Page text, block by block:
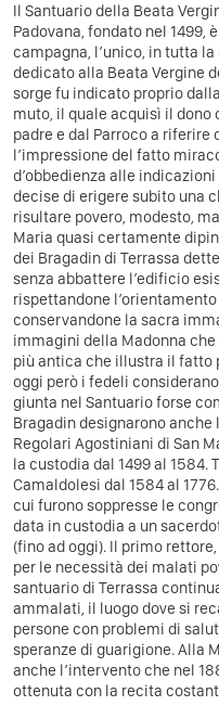
Il Santuario della Beata
Padovana, fondato nel 1499,
campagna, l’unico, in tutta
dedicato alla Beata Vergine
sorge fu indicato proprio
muto, il quale acquisì il dono
padre e dal Parroco a riferire
l’impressione del fatto
d’obbedienza alle
decise di erigere subito una
risultare povero, modesto,
Maria quasi certamente
dei Bragadin di Terrassa
senza abbattere l’edificio
rispettandone
conservandone la sacra
immagini della Madonna che
più antica che illustra il fatto
oggi però i fedeli
giunta nel Santuario forse
Bragadin designarono anche
Regolari Agostiniani di San
la custodia dal 1499 al 1584.
Camaldolesi dal 1584 al
cui furono soppresse le
data in custodia a un
(fino ad oggi). Il primo
per le necessità dei malati
santuario di Terrassa
ammalati, il luogo dove si
persone con problemi di
speranze di guarigione. Alla
anche l’intervento che nel
ottenuta con la recita